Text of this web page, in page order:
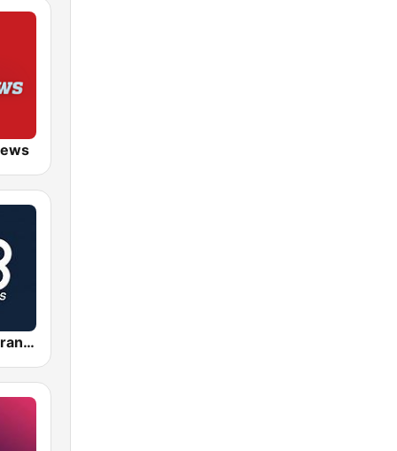
Rádio Bandeirantes